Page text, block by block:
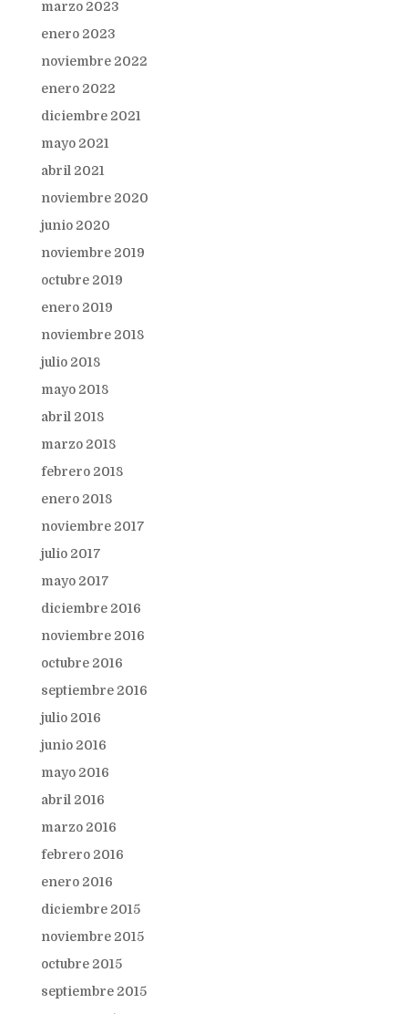
marzo 2023
enero 2023
noviembre 2022
enero 2022
diciembre 2021
mayo 2021
abril 2021
noviembre 2020
junio 2020
noviembre 2019
octubre 2019
enero 2019
noviembre 2018
julio 2018
mayo 2018
abril 2018
marzo 2018
febrero 2018
enero 2018
noviembre 2017
julio 2017
mayo 2017
diciembre 2016
noviembre 2016
octubre 2016
septiembre 2016
julio 2016
junio 2016
mayo 2016
abril 2016
marzo 2016
febrero 2016
enero 2016
diciembre 2015
noviembre 2015
octubre 2015
septiembre 2015